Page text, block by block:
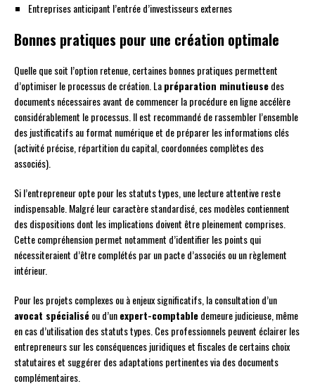
Entreprises anticipant l’entrée d’investisseurs externes
Bonnes pratiques pour une création optimale
Quelle que soit l’option retenue, certaines bonnes pratiques permettent
d’optimiser le processus de création. Lapréparation minutieusedes
documents nécessaires avant de commencer la procédure en ligne accélère
considérablement le processus. Il est recommandé de rassembler l’ensemble
des justificatifs au format numérique et de préparer les informations clés
(activité précise, répartition du capital, coordonnées complètes des
associés).
Si l’entrepreneur opte pour les statuts types, une lecture attentive reste
indispensable. Malgré leur caractère standardisé, ces modèles contiennent
des dispositions dont les implications doivent être pleinement comprises.
Cette compréhension permet notamment d’identifier les points qui
nécessiteraient d’être complétés par un pacte d’associés ou un règlement
intérieur.
Pour les projets complexes ou à enjeux significatifs, la consultation d’un
avocat spécialiséou d’unexpert-comptabledemeure judicieuse, même
en cas d’utilisation des statuts types. Ces professionnels peuvent éclairer les
entrepreneurs sur les conséquences juridiques et fiscales de certains choix
statutaires et suggérer des adaptations pertinentes via des documents
complémentaires.